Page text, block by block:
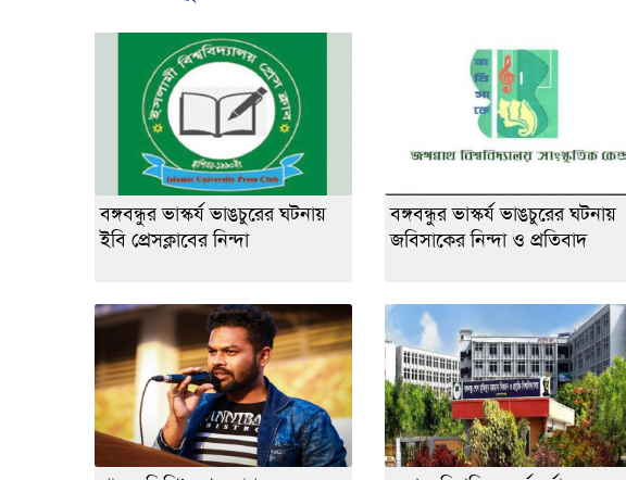
বঙ্গবন্ধুর ভাস্কর্য ভাঙচুরের ঘটনায়
ইবি প্রেসক্লাবের নিন্দা
বঙ্গবন্ধুর ভাস্কর্য ভাঙচুরের ঘটনায়
জবিসাকের নিন্দা ও প্রতিবাদ